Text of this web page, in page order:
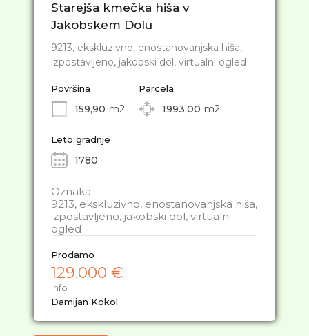
Starejša kmečka hiša v
Jakobskem Dolu
9213, ekskluzivno, enostanovanjska hiša,
izpostavljeno, jakobski dol, virtualni ogled
Površina
159,90 m2
Parcela
1993,00 m2
Leto gradnje
1780
Oznaka
9213, ekskluzivno, enostanovanjska hiša,
izpostavljeno, jakobski dol, virtualni
ogled
Prodamo
129.000 €
Info
Damijan Kokol